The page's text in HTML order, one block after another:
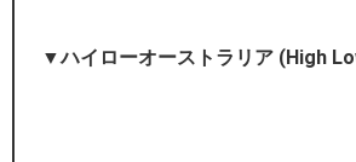
▼ハイローオーストラリア (High